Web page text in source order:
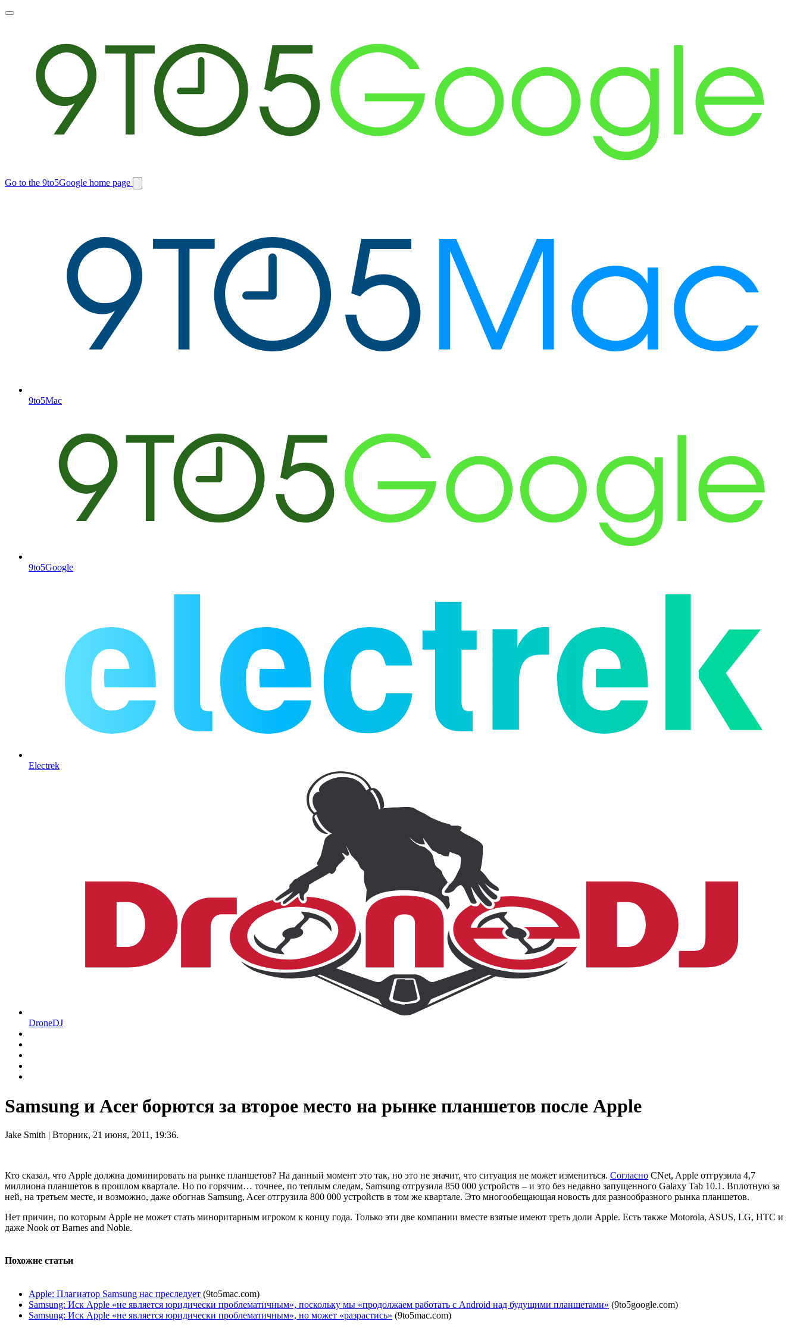
Toggle
Go to the 9to5Google home page
Switch
9to5Mac
9to5Google
Electrek
DroneDJ
Samsung и Acer борются за второе место на рынке планшетов после Apple
Jake Smith | Вторник, 21 июня, 2011, 19:36.
Кто сказал, что Apple должна доминировать на рынке планшетов? На данный момент это так, но это не значит, что ситуация не может измениться. Согласно CNet, Apple отгрузила 4,7
миллиона планшетов в прошлом квартале. Но по горячим… точнее, по теплым следам, Samsung отгрузила 850 000 устройств – и это без недавно запущенного Galaxy Tab 10.1. Вплотную за
ней, на третьем месте, и возможно, даже обогнав Samsung, Acer отгрузила 800 000 устройств в том же квартале. Это многообещающая новость для разнообразного рынка планшетов.
Нет причин, по которым Apple не может стать миноритарным игроком к концу года. Только эти две компании вместе взятые имеют треть доли Apple. Есть также Motorola, ASUS, LG, HTC и
даже Nook от Barnes and Noble.
Похожие статьи
Apple: Плагиатор Samsung нас преследует (9to5mac.com)
Samsung: Иск Apple «не является юридически проблематичным», поскольку мы «продолжаем работать с Android над будущими планшетами» (9to5google.com)
Samsung: Иск Apple «не является юридически проблематичным», но может «разрастись» (9to5mac.com)